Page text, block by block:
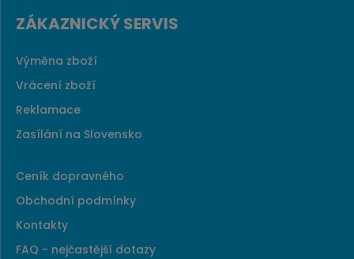
ZÁKAZNICKÝ SERVIS
Výměna zboží
Vrácení zboží
Reklamace
Zasílání na Slovensko
Ceník dopravného
Obchodní podmínky
Kontakty
FAQ - nejčastější dotazy